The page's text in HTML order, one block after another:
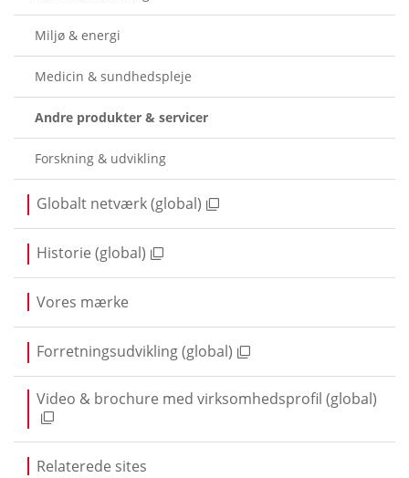
Miljø & energi
Medicin & sundhedspleje
Andre produkter & servicer
Forskning & udvikling
Globalt netværk (global)
Historie (global)
Vores mærke
Forretningsudvikling (global)
Video & brochure med virksomhedsprofil (global)
Relaterede sites